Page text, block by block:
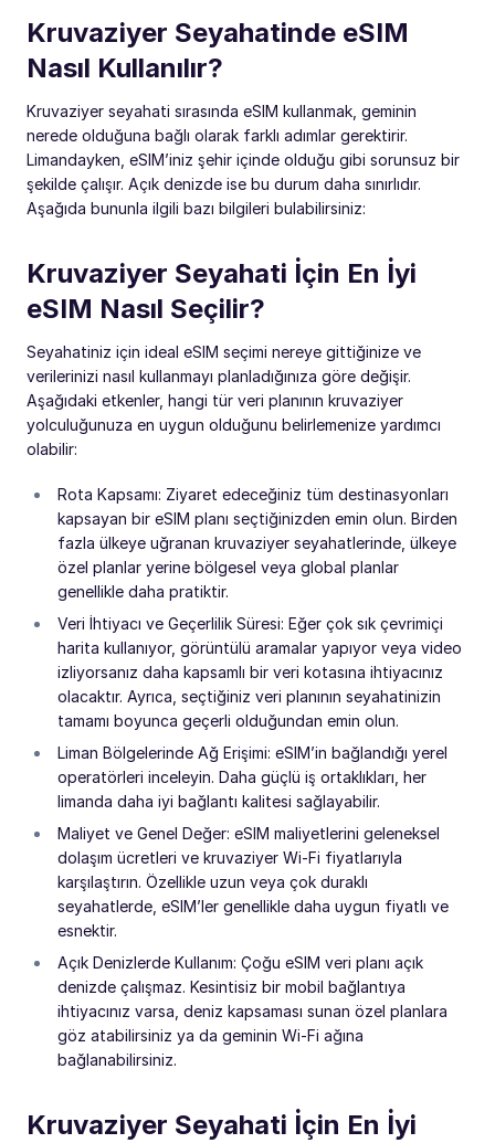
Kruvaziyer Seyahatinde eSIM
Nasıl Kullanılır?
Kruvaziyer seyahati sırasında eSIM kullanmak, geminin
nerede olduğuna bağlı olarak farklı adımlar gerektirir.
Limandayken, eSIM’iniz şehir içinde olduğu gibi sorunsuz bir
şekilde çalışır. Açık denizde ise bu durum daha sınırlıdır.
Aşağıda bununla ilgili bazı bilgileri bulabilirsiniz:
Kruvaziyer Seyahati İçin En İyi
eSIM Nasıl Seçilir?
Seyahatiniz için ideal eSIM seçimi nereye gittiğinize ve
verilerinizi nasıl kullanmayı planladığınıza göre değişir.
Aşağıdaki etkenler, hangi tür veri planının kruvaziyer
yolculuğunuza en uygun olduğunu belirlemenize yardımcı
olabilir:
Rota Kapsamı: Ziyaret edeceğiniz tüm destinasyonları
kapsayan bir eSIM planı seçtiğinizden emin olun. Birden
fazla ülkeye uğranan kruvaziyer seyahatlerinde, ülkeye
özel planlar yerine bölgesel veya global planlar
genellikle daha pratiktir.
Veri İhtiyacı ve Geçerlilik Süresi: Eğer çok sık çevrimiçi
harita kullanıyor, görüntülü aramalar yapıyor veya video
izliyorsanız daha kapsamlı bir veri kotasına ihtiyacınız
olacaktır. Ayrıca, seçtiğiniz veri planının seyahatinizin
tamamı boyunca geçerli olduğundan emin olun.
Liman Bölgelerinde Ağ Erişimi: eSIM’in bağlandığı yerel
operatörleri inceleyin. Daha güçlü iş ortaklıkları, her
limanda daha iyi bağlantı kalitesi sağlayabilir.
Maliyet ve Genel Değer: eSIM maliyetlerini geleneksel
dolaşım ücretleri ve kruvaziyer Wi-Fi fiyatlarıyla
karşılaştırın. Özellikle uzun veya çok duraklı
seyahatlerde, eSIM’ler genellikle daha uygun fiyatlı ve
esnektir.
Açık Denizlerde Kullanım: Çoğu eSIM veri planı açık
denizde çalışmaz. Kesintisiz bir mobil bağlantıya
ihtiyacınız varsa, deniz kapsaması sunan özel planlara
göz atabilirsiniz ya da geminin Wi-Fi ağına
bağlanabilirsiniz.
Kruvaziyer Seyahati İçin En İyi